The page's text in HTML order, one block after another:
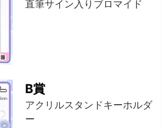
直筆サイン入りブロマイド
B賞
アクリルスタンドキーホルダ
ー